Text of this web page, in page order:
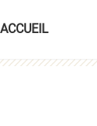
ACCUEIL